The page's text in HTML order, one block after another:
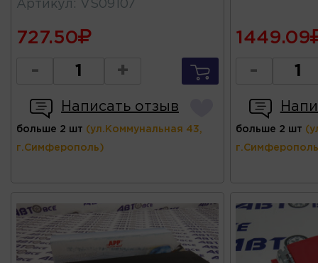
Артикул : VS09107
727.50
- +
Написать отзыв
больше 2 шт (ул.Коммунальная 43,
г.Симферополь)
1449.09
-
больше 2 шт